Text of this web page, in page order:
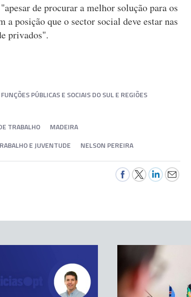
de procurar a melhor solução para os
a posição que o sector social deve estar nas
privados".
PÚBLICAS E SOCIAIS DO SUL E REGIÕES
TRABALHO
MADEIRA
E JUVENTUDE
NELSON PEREIRA